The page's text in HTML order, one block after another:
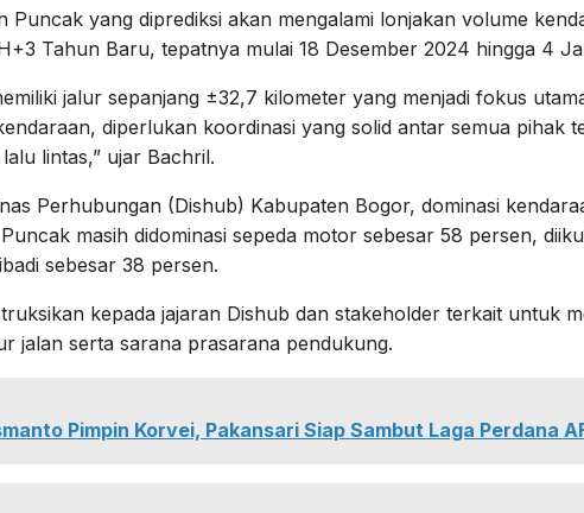
Puncak yang diprediksi akan mengalami lonjakan volume
Tahun Baru, tepatnya mulai 18 Desember 2024 hingga 4
jalur sepanjang ±32,7 kilometer yang menjadi fokus
diperlukan koordinasi yang solid antar semua pihak
lintas,” ujar Bachril.
Perhubungan (Dishub) Kabupaten Bogor, dominasi
masih didominasi sepeda motor sebesar 58 persen,
sebesar 38 persen.
kepada jajaran Dishub dan stakeholder terkait untuk
jalan serta sarana prasarana pendukung.
Pimpin Korvei, Pakansari Siap Sambut Laga Perdana